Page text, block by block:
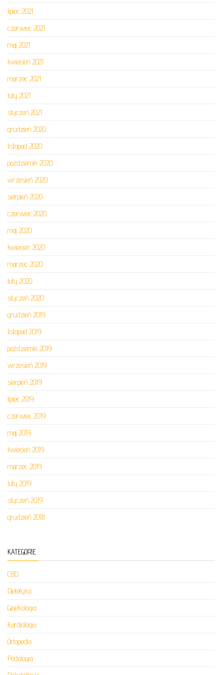
lipiec 2021
czerwiec 2021
maj 2021
kwiecień 2021
marzec 2021
luty 2021
styczeń 2021
grudzień 2020
listopad 2020
październik 2020
wrzesień 2020
sierpień 2020
czerwiec 2020
maj 2020
kwiecień 2020
marzec 2020
luty 2020
styczeń 2020
grudzień 2019
listopad 2019
październik 2019
wrzesień 2019
sierpień 2019
lipiec 2019
czerwiec 2019
maj 2019
kwiecień 2019
marzec 2019
luty 2019
styczeń 2019
grudzień 2018
KATEGORIE
CBD
Dietetyka
Ginekologia
Kardiologia
Ortopedia
Podologia